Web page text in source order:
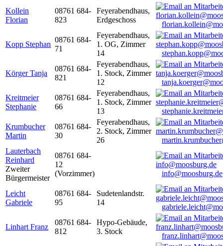
Kollein
Florian
08761 684-
823
Feyerabendhaus,
Erdgeschoss
Kopp Stephan
08761 684-
71
Feyerabendhaus,
1. OG, Zimmer
14
Körger Tanja
08761 684-
821
Feyerabendhaus,
1. Stock, Zimmer
12
Kreitmeier
Stephanie
08761 684-
66
Feyerabendhaus,
1. Stock, Zimmer
13
Krumbucher
Martin
08761 684-
30
Feyerabendhaus,
2. Stock, Zimmer
26
Lauterbach
Reinhard
Zweiter
Bürgermeister
08761 684-
12
(Vorzimmer)
info@moosburg.de
Leicht
Gabriele
08761 684-
95
Sudetenlandstr.
14
Linhart Franz
08761 684-
812
Hypo-Gebäude,
3. Stock